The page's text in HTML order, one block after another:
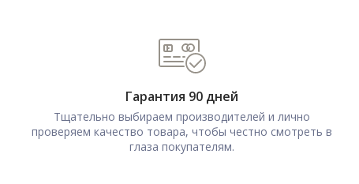
Гарантия 90 дней
Тщательно выбираем производителей и лично
проверяем качество товара, чтобы честно смотреть в
глаза покупателям.